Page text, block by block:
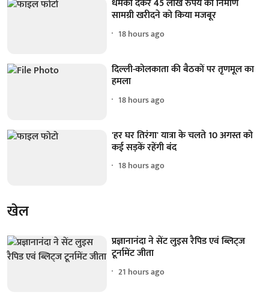
धमकी देकर 45 लाख रुपये का निर्माण
सामग्री खरीदने को किया मजबूर
18 hours ago
दिल्ली-कोलकाता की बैठकों पर तृणमूल का
हमला
18 hours ago
'हर घर तिरंगा' यात्रा के चलते 10 अगस्त को
कई सड़कें रहेंगी बंद
18 hours ago
खेल
प्रज्ञानानंदा ने सेंट लुइस रैपिड एवं ब्लिट्ज
टूर्नामेंट जीता
21 hours ago